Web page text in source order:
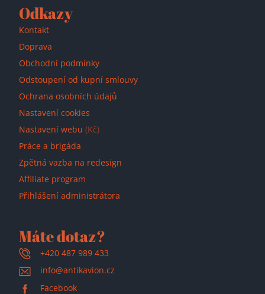
Odkazy
Kontakt
Doprava
Obchodní podmínky
Odstoupení od kupní smlouvy
Ochrana osobních údajů
Nastavení cookies
Nastavení webu (Kč)
Práce a brigáda
Zpětná vazba na redesign
Affiliate program
Přihlášení administrátora
Máte dotaz?
+420 487 989 433
info@antikavion.cz
Facebook